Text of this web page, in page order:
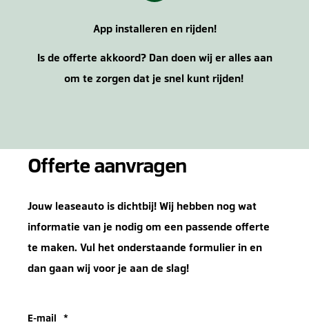
App installeren en rijden!
Is de offerte akkoord? Dan doen wij er alles aan
om te zorgen dat je snel kunt rijden!
Offerte aanvragen
Jouw leaseauto is dichtbij! Wij hebben nog wat
informatie van je nodig om een passende offerte
te maken. Vul het onderstaande formulier in en
dan gaan wij voor je aan de slag!
E-mail *